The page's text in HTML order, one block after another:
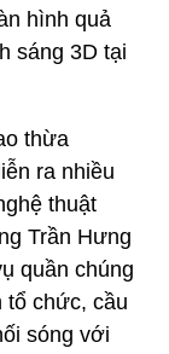
hình quả
sáng 3D tại
thừa
ra nhiều
thuật
Trần Hưng
quần chúng
tổ chức, cầu
sóng với